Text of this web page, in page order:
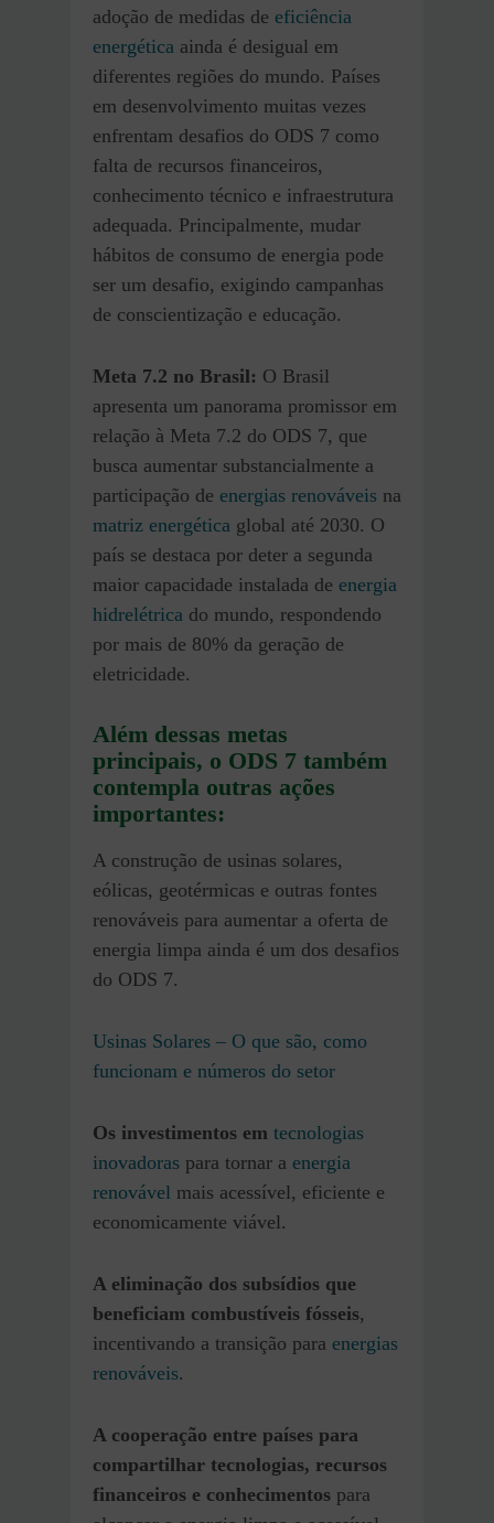
adoção de medidas de eficiência
energética ainda é desigual em
diferentes regiões do mundo. Países
em desenvolvimento muitas vezes
enfrentam desafios do ODS 7 como
falta de recursos financeiros,
conhecimento técnico e infraestrutura
adequada. Principalmente, mudar
hábitos de consumo de energia pode
ser um desafio, exigindo campanhas
de conscientização e educação.
Meta 7.2 no Brasil: O Brasil
apresenta um panorama promissor em
relação à Meta 7.2 do ODS 7, que
busca aumentar substancialmente a
participação de energias renováveis na
matriz energética global até 2030. O
país se destaca por deter a segunda
maior capacidade instalada de energia
hidrelétrica do mundo, respondendo
por mais de 80% da geração de
eletricidade.
Além dessas metas
principais, o ODS 7 também
contempla outras ações
importantes:
A construção de usinas solares,
eólicas, geotérmicas e outras fontes
renováveis para aumentar a oferta de
energia limpa ainda é um dos desafios
do ODS 7.
Usinas Solares – O que são, como
funcionam e números do setor
Os investimentos em tecnologias
inovadoras para tornar a energia
renovável mais acessível, eficiente e
economicamente viável.
A eliminação dos subsídios que
beneficiam combustíveis fósseis,
incentivando a transição para energias
renováveis.
A cooperação entre países para
compartilhar tecnologias, recursos
financeiros e conhecimentos para